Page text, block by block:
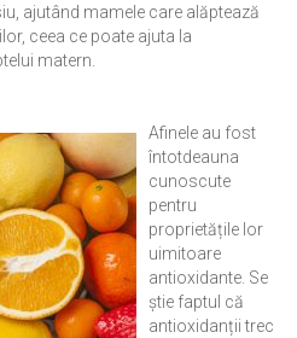
ajutând mamele care alăptează
ceea ce poate ajuta la
matern.
Afinele au fost
întotdeauna
cunoscute
pentru
proprietățile lor
uimitoare
antioxidante. Se
știe faptul că
antioxidanții trec